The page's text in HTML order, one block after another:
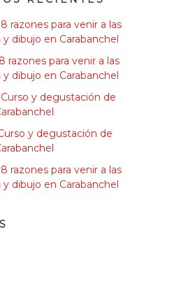
8 razones para venir a las
dibujo en Carabanchel
8 razones para venir a las
dibujo en Carabanchel
Curso y degustación de
y degustación de
8 razones para venir a las
dibujo en Carabanchel